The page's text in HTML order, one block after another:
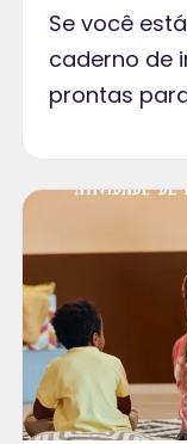
Se você
caderno de
prontas